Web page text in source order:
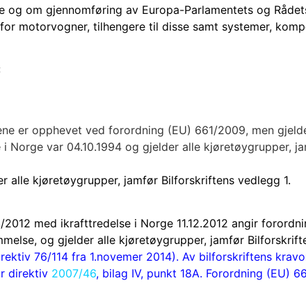
om gjennomføring av Europa-Parlamentets og
motorvogner, tilhengere til disse samt systemer,
er opphevet ved forordning (EU) 661/2009, men
var 04.10.1994 og gjelder alle kjøretøygrupper,
alle kjøretøygrupper, jamfør Bilforskriftens vedlegg 1.
med ikrafttredelse i Norge 11.12.2012 angir
og gjelder alle kjøretøygrupper, jamfør
76/114 fra 1.novemer 2014). Av bilforskriftens
direktiv 2007/46, bilag IV, punkt 18A. Forordning (EU)